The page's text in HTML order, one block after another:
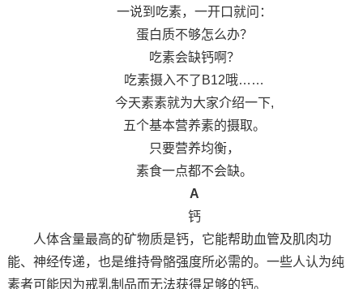
一说到吃素，一开口就问：
蛋白质不够怎么办？
吃素会缺钙啊？
吃素摄入不了B12哦……
今天素素就为大家介绍一下,
五个基本营养素的摄取。
只要营养均衡，
素食一点都不会缺。
A
钙
人体含量最高的矿物质是钙，它能帮助血管及肌肉功
能、神经传递，也是维持骨骼强度所必需的。一些人认为纯
素者可能因为戒乳制品而无法获得足够的钙。